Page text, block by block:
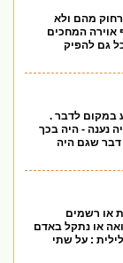
מהם ולא
אוירה המחכים
גם להפיק
במקום לדבר .
נענה - היה בכך
דבר שגם היה
או רשמים
או נתקל באדם
: על שתי